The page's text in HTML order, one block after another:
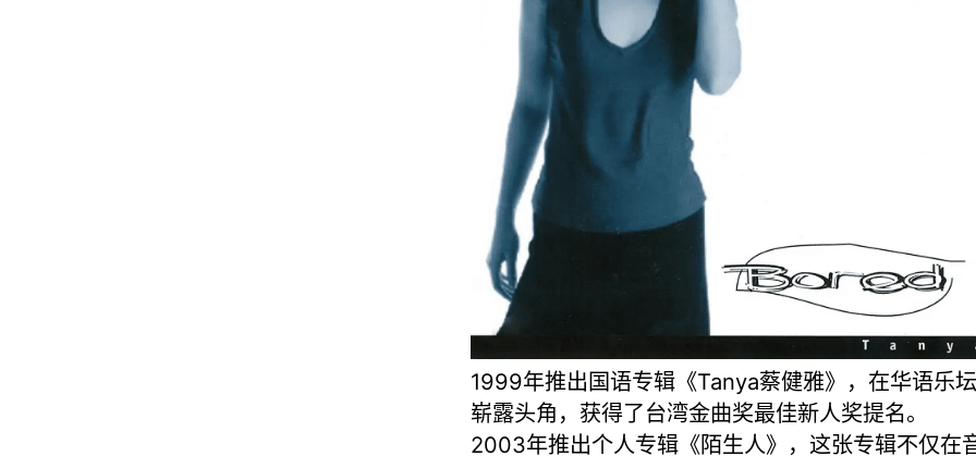
1999年推出国语专辑《Tanya蔡健雅》，在华语乐坛
崭露头角，获得了台湾金曲奖最佳新人奖提名。
2003年推出个人专辑《陌生人》，这张专辑不仅在